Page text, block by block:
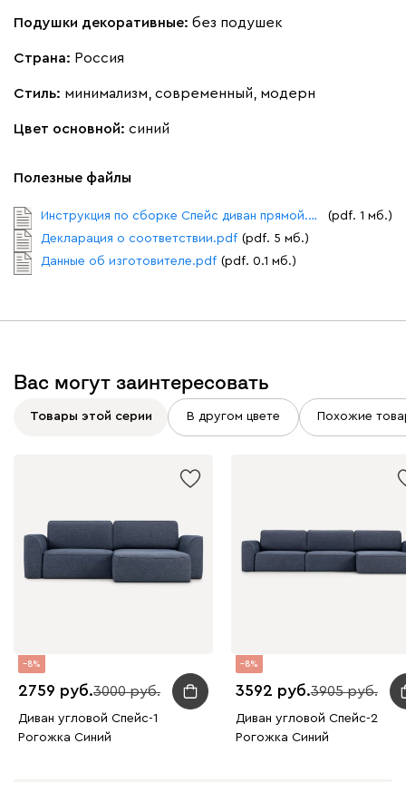
Букле
Альтеа
Дарте
Подушки декоративные: без подушек
Страна: Россия
Стиль: минимализм, современный, модерн
Цвет основной: синий
Полезные файлы
Инструкция по сборке Спейс диван прямой.pdf
(pdf. 1 мб.)
Декларация о соответствии.pdf (pdf. 5 мб.)
Данные об изготовителе.pdf (pdf. 0.1 мб.)
Вас могут заинтересовать
Товары этой серии В другом цвете Похожие
8
2759 3000
Диван угловой Спейс-1
Рогожка Синий
8
3592 3905
Диван угловой Спейс-2
Рогожка Синий